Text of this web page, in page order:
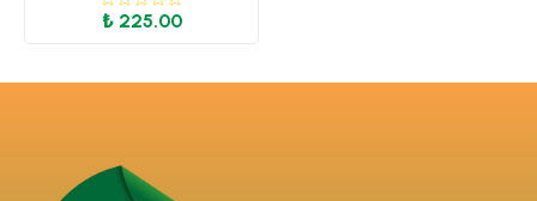
₺ 225.00